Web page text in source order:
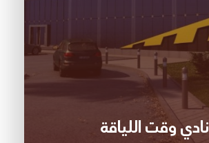
نادي وقت اللياقة